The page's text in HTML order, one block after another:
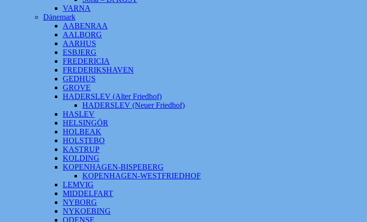
VARNA
Dänemark
AABENRAA
AALBORG
AARHUS
ESBJERG
FREDERICIA
FREDERIKSHAVEN
GEDHUS
GROVE
HADERSLEV (Alter Friedhof)
HADERSLEV (Neuer Friedhof)
HASLEV
HELSINGÖR
HOLBEAK
HOLSTEBO
KASTRUP
KOLDING
KOPENHAGEN-BISPEBERG
KOPENHAGEN-WESTFRIEDHOF
LEMVIG
MIDDELFART
NYBORG
NYKOEBING
ODENSE